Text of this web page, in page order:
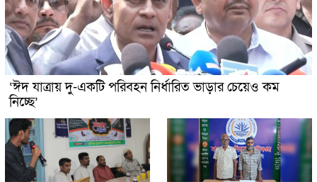
‘ঈদ যাত্রায় দু-একটি পরিবহন নির্ধারিত ভাড়ার চেয়েও কম
নিচ্ছে’